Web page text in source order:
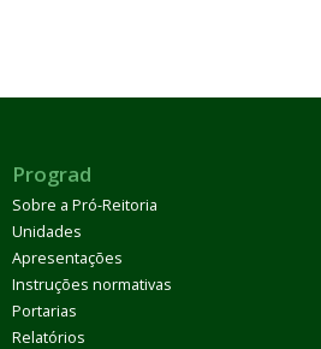
Prograd
Sobre a Pró-Reitoria
Unidades
Apresentações
Instruções normativas
Portarias
Relatórios